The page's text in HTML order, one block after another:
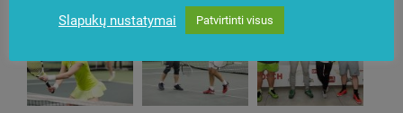
Slapukų nustatymai Patvirtinti visus